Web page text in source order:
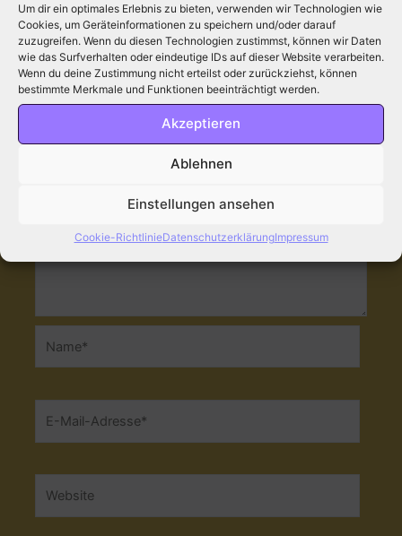
Um dir ein optimales Erlebnis zu bieten, verwenden wir Technologien wie
Cookies, um Geräteinformationen zu speichern und/oder darauf
zuzugreifen. Wenn du diesen Technologien zustimmst, können wir Daten
wie das Surfverhalten oder eindeutige IDs auf dieser Website verarbeiten.
Wenn du deine Zustimmung nicht erteilst oder zurückziehst, können
bestimmte Merkmale und Funktionen beeinträchtigt werden.
Akzeptieren
Ablehnen
Einstellungen ansehen
Cookie-RichtlinieDatenschutzerklärungImpressum
Schreibe einen Kommentar
Deine E-Mail-Adresse wird nicht veröffentlicht.
Erforderliche Felder sind mit*markiert.
Mail-